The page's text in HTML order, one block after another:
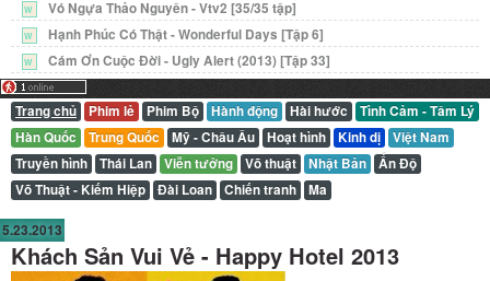
W Vó Ngựa Thảo Nguyên - Vtv2 [35/35 tập]
W Hạnh Phúc Có Thật - Wonderful Days [Tập 6]
W Cám Ơn Cuộc Đời - Ugly Alert (2013) [Tập 33]
Trang chủ Phim lẻ Phim Bộ Hành động Hài hước
Tình Cảm - Tâm Lý
Hàn Quốc
Trung Quốc Mỹ - Châu Âu Hoạt hình Kinh dị
Việt Nam
Truyền hình
Thái Lan Viễn tưởng Võ thuật Nhật Bản
Ấn Độ
Võ Thuật - Kiếm Hiệp
Đài Loan Chiến tranh Ma
5.23.2013
Khách Sản Vui Vẻ - Happy Hotel 2013